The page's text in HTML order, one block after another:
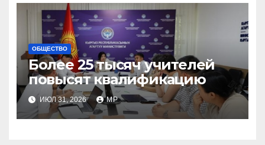
ОБЩЕСТВО
Более 25 тысяч учителей
повысят квалификацию
ИЮЛ 31, 2026 MP